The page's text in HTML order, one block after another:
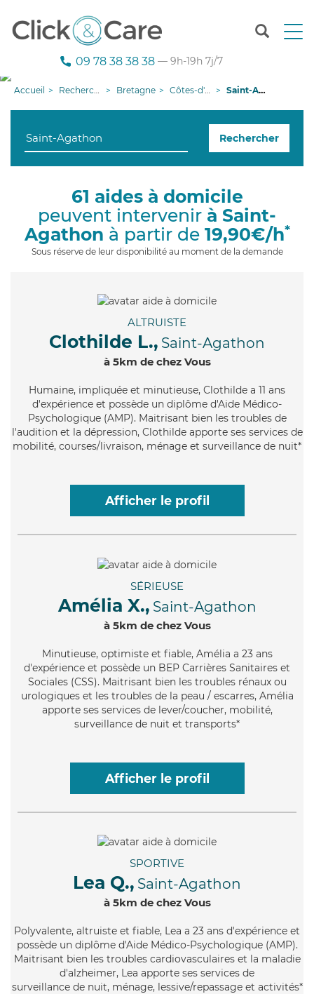
T
n
g
09 78 38 38 38 — 9h-19h 7j/7
Accueil Recherche aide à domicile Bretagne Côtes-d'armor Saint-Agathon
Rechercher
61 aides à domicile
peuvent intervenir à Saint-
Agathon à partir de 19,90€/h*
Sous réserve de leur disponibilité au moment de la demande
ALTRUISTE
Clothilde L., Saint-Agathon
à 5km de chez Vous
Humaine, impliquée et minutieuse, Clothilde a 11 ans
d'expérience et possède un diplôme d'Aide Médico-
Psychologique (AMP). Maitrisant bien les troubles de
l'audition et la dépression, Clothilde apporte ses services de
mobilité, courses/livraison, ménage et surveillance de nuit*
Afficher le profil
SÉRIEUSE
Amélia X., Saint-Agathon
à 5km de chez Vous
Minutieuse, optimiste et fiable, Amélia a 23 ans
d'expérience et possède un BEP Carrières Sanitaires et
Sociales (CSS). Maitrisant bien les troubles rénaux ou
urologiques et les troubles de la peau / escarres, Amélia
apporte ses services de lever/coucher, mobilité,
surveillance de nuit et transports*
Afficher le profil
SPORTIVE
Lea Q., Saint-Agathon
à 5km de chez Vous
Polyvalente, altruiste et fiable, Lea a 23 ans d'expérience et
possède un diplôme d'Aide Médico-Psychologique (AMP).
Maitrisant bien les troubles cardiovasculaires et la maladie
d'alzheimer, Lea apporte ses services de
surveillance de nuit, ménage, lessive/repassage et activités*